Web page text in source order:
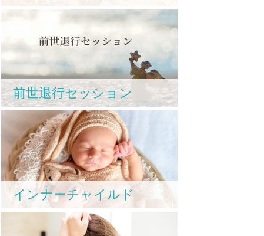
前世退行セッション
インナーチャイルド